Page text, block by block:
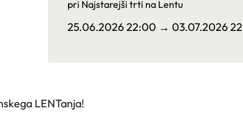
pri Najstarejši trti na Lentu
25.06.2026 22:00 → 03.07.2026
LENTanja!